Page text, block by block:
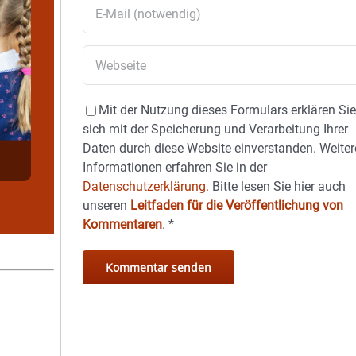
Mit der Nutzung dieses Formulars erklären Sie
sich mit der Speicherung und Verarbeitung Ihrer
Daten durch diese Website einverstanden.
Informationen erfahren Sie in der
Datenschutzerklärung. Bitte lesen Sie hier auch
unseren Leitfaden für die Veröffentlichung von
Kommentaren.*